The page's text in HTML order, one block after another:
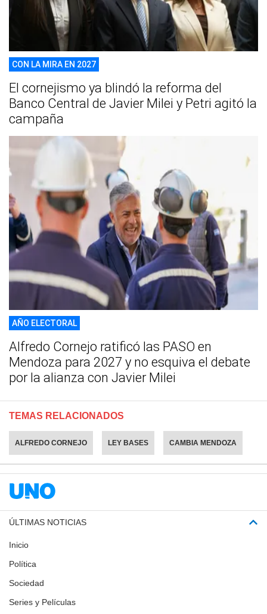
CON LA MIRA EN 2027
El cornejismo ya blindó la reforma del
Banco Central de Javier Milei y Petri agitó la
campaña
AÑO ELECTORAL
Alfredo Cornejo ratificó las PASO en
Mendoza para 2027 y no esquiva el debate
por la alianza con Javier Milei
TEMAS RELACIONADOS
ALFREDO CORNEJO LEY BASES CAMBIA MENDOZA
ÚLTIMAS NOTICIAS
Inicio
Política
Sociedad
Series y Películas